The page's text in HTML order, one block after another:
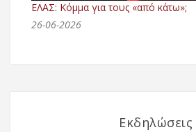
ΕΛΑΣ: Κόμμα για τους «από κάτω»;
26-06-2026
Εκδηλώσεις